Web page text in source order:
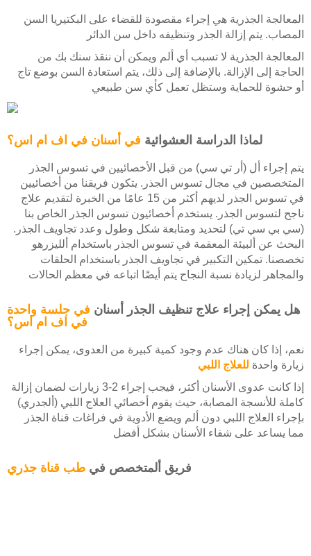
المعالجة الجذرية هي إجراء مقصودة للقضاء على البكتيريا السن
المصاب. يتم إزالة الجذر وتنظيفه داخل سن الدائر
المعالجة الجذرية لا تسبب أي ألم ويمكن أن ننقذ سنك بك من
الحاجة إلى الإزالة. بالإضافة إلى ذلك، يتم استعادة السن بوضع تاج
أو حشوة للحماية وستظل تعمل كأي سن طبيعي
لماذا الدراسة العشوائية في أسنان في اف ام اس؟
يتم إجراء أل (أر تي سي) من قبل الأخصائيين في تسوس الجذر
المتخصصين في مجال تسوس الجذر. يتكون فريقنا من أخصائيين
في تسوس الجذر لديهم أكثر من 15 عامًا من الخبرة لتقديم علاج
ناجح لتسوس الجذر. يستخدم أخصائيون تسوس الجذر الخاص بنا
(سي بي سي تي) لتحديد ومتابعة شكل وطول وعدد تجاويف الجذر.
البحث عن ألبيئة المعقمة في تسوس الجذر باستخدام ألليزرهو
تخصصنا. تمكين التكبير في تجاويف الجذر باستخدام الحلقات
والمجاهر لزيادة نسبة النجاح يتم أيضًا اتباعه في معظم الحالات
هل يمكن إجراء علاج تنظيف الجذر أسنان في جلسة واحدة
في اف ام اس؟
نعم، إذا كان هناك عدم وجود كمية كبيرة من العدوى، يمكن إجراء
زيارة واحدة للعلاج اللبي
إذا كانت عدوى الأسنان أكثر، فيجب إجراء 2-3 زيارات لضمان إزالة
كاملة للأنسجة المصابة، حيث يقوم أخصائي العلاج اللبي (ألجدري)
بإجراء العلاج اللبي دون ألم ويضع الأدوية في فراغات قناة الجذر
مما يساعد على شفاء الأسنان بشكل أفضل
فريق ألمتخصص في طب قناة جذري